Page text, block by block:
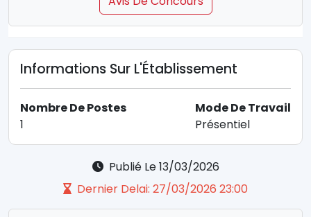
Informations Sur L'Établissement
Nombre De Postes
1
Mode De Travail
Présentiel
Publié Le 13/03/2026
Dernier Delai: 27/03/2026 23:00